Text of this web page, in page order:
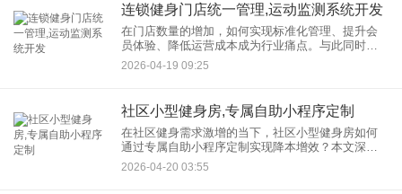
连锁健身门店统一管理,运动监测系统开发
在门店数量的增加，如何实现标准化管理、提升会
员体验、降低运营成本成为行业痛点。与此同时，
运动监测技术的突破为健身行业带来了新的机遇
——通过开发智能化的运动监测系统，不仅能够为
2026-04-19 09:25
社区小型健身房,专属自助小程序定制
在社区健身需求激增的当下，社区小型健身房如何
通过专属自助小程序定制实现降本增效？本文深度
解析小程序功能设计、开发成本、避坑指南及成功
案例，为中小场馆提供可落地的数字化解决方案。
2026-04-20 03:55